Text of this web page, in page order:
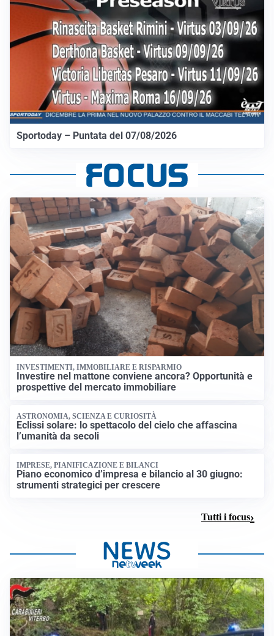
Sportoday – Puntata del 07/08/2026
INVESTIMENTI, IMMOBILIARE E RISPARMIO
Investire nel mattone conviene ancora? Opportunità e
prospettive del mercato immobiliare
ASTRONOMIA, SCIENZA E CURIOSITÀ
Eclissi solare: lo spettacolo del cielo che affascina
l’umanità da secoli
IMPRESE, PIANIFICAZIONE E BILANCI
Piano economico d’impresa e bilancio al 30 giugno:
strumenti strategici per crescere
Tutti i focus